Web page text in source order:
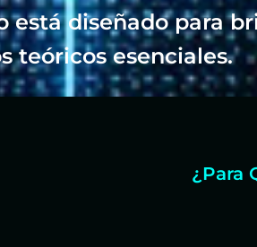
está diseñado para
teóricos esenciales.
¿Para